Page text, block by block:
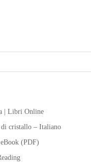
| Libri Online
di cristallo – Italiano
(PDF)